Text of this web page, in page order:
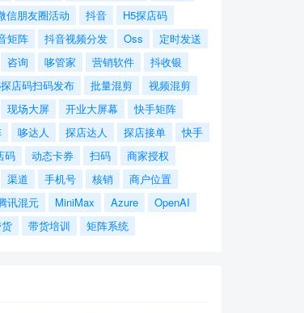
信朋友圈活动 抖音
H5探店码
矩阵 抖音视频分发 Oss
定时发送
咨询 哆管家 营销软件
抖收银
店码扫码发布 批量混剪
视频混剪
现场大屏 开业大屏幕
快手矩阵
哆达人 探店达人 探店接单
快手
码 动态卡券 扫码
商家授权
渠道 手机号 核销
商户位置
讯混元 MiniMax Azure
OpenAI
带货培训 矩阵系统